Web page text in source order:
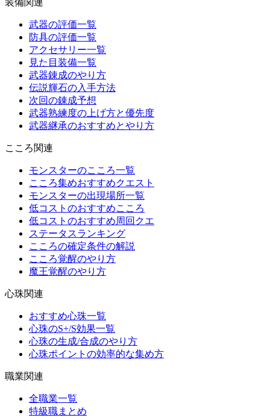
装備関連
武器の評価一覧
防具の評価一覧
アクセサリー一覧
見た目装備一覧
武器錬成のやり方
伝説輝石の入手方法
次回の錬成予想
武器熟練度の上げ方と優先度
武器継承のおすすめとやり方
こころ関連
モンスターのこころ一覧
こころ集めおすすめクエスト
モンスターの出現場所一覧
低コストのおすすめこころ
低コストのおすすめ周回クエ
ステータスランキング
こころの確定条件の解説
こころ覚醒のやり方
魔王覚醒のやり方
心珠関連
おすすめ心珠一覧
心珠のS+/S効果一覧
心珠の生成/合成のやり方
心珠ポイントの効率的な集め方
職業関連
全職業一覧
特級職まとめ